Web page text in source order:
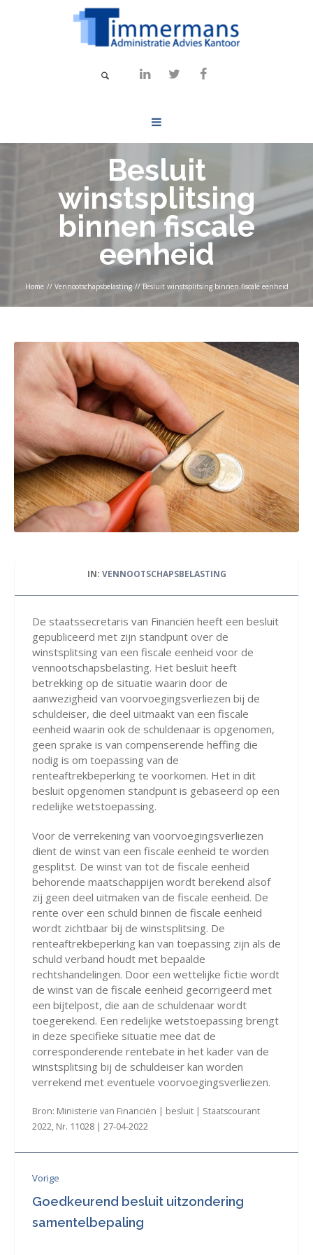
Besluit
winstsplitsing
binnen fiscale
eenheid
Home // Vennootschapsbelasting // Besluit winstsplitsing binnen fiscale eenheid
IN: VENNOOTSCHAPSBELASTING
De staatssecretaris van Financiën heeft een besluit
gepubliceerd met zijn standpunt over de
winstsplitsing van een fiscale eenheid voor de
vennootschapsbelasting. Het besluit heeft
betrekking op de situatie waarin door de
aanwezigheid van voorvoegingsverliezen bij de
schuldeiser, die deel uitmaakt van een fiscale
eenheid waarin ook de schuldenaar is opgenomen,
geen sprake is van compenserende heffing die
nodig is om toepassing van de
renteaftrekbeperking te voorkomen. Het in dit
besluit opgenomen standpunt is gebaseerd op een
redelijke wetstoepassing.
Voor de verrekening van voorvoegingsverliezen
dient de winst van een fiscale eenheid te worden
gesplitst. De winst van tot de fiscale eenheid
behorende maatschappijen wordt berekend alsof
zij geen deel uitmaken van de fiscale eenheid. De
rente over een schuld binnen de fiscale eenheid
wordt zichtbaar bij de winstsplitsing. De
renteaftrekbeperking kan van toepassing zijn als de
schuld verband houdt met bepaalde
rechtshandelingen. Door een wettelijke fictie wordt
de winst van de fiscale eenheid gecorrigeerd met
een bijtelpost, die aan de schuldenaar wordt
toegerekend. Een redelijke wetstoepassing brengt
in deze specifieke situatie mee dat de
corresponderende rentebate in het kader van de
winstsplitsing bij de schuldeiser kan worden
verrekend met eventuele voorvoegingsverliezen.
Bron: Ministerie van Financiën | besluit | Staatscourant
2022, Nr. 11028 | 27-04-2022
Vorige
Goedkeurend besluit uitzondering
samentelbepaling